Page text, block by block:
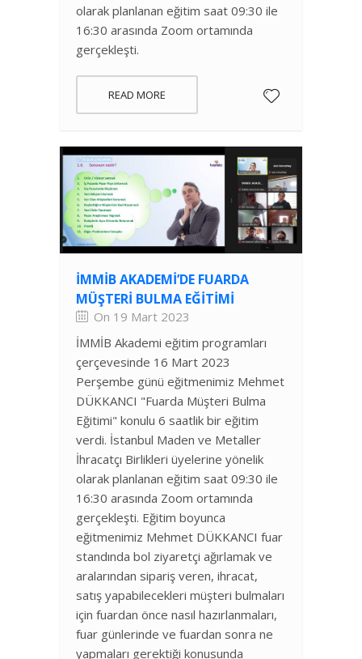
olarak planlanan eğitim saat 09:30 ile
16:30 arasında Zoom ortamında
gerçekleşti.
READ MORE
İMMİB AKADEMİ’DE FUARDA
MÜŞTERI BULMA EĞITIMI
On 19 Mart 2023
İMMİB Akademi eğitim programları
çerçevesinde 16 Mart 2023
Perşembe günü eğitmenimiz Mehmet
DÜKKANCI "Fuarda Müşteri Bulma
Eğitimi" konulu 6 saatlik bir eğitim
verdi. İstanbul Maden ve Metaller
İhracatçı Birlikleri üyelerine yönelik
olarak planlanan eğitim saat 09:30 ile
16:30 arasında Zoom ortamında
gerçekleşti. Eğitim boyunca
eğitmenimiz Mehmet DÜKKANCI fuar
standında bol ziyaretçi ağırlamak ve
aralarından sipariş veren, ihracat,
satış yapabilecekleri müşteri bulmaları
için fuardan önce nasıl hazırlanmaları,
fuar günlerinde ve fuardan sonra ne
yapmaları gerektiği konusunda